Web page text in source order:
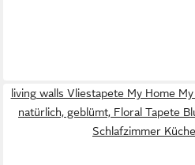
living walls Vliestapete My Home
natürlich, geblümt, Floral Tapete
Schlafzimmer